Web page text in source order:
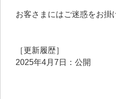
お客さまにはご迷惑をお掛
［更新履歴］
2025年4月7日：公開